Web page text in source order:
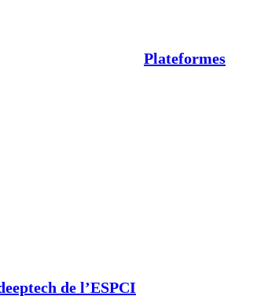
Plateformes
de l’ESPCI